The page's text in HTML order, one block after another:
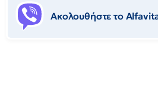
Ακολουθήστε το